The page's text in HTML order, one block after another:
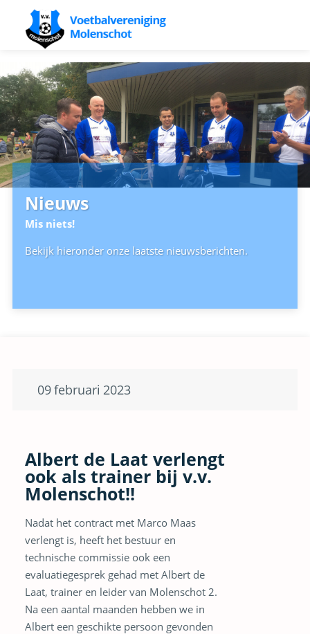
Nieuws
Mis niets!
Bekijk hieronder onze laatste nieuwsberichten.
09februari 2023
Albert de Laat verlengt
ook als trainer bij v.v.
Molenschot!!
Nadat het contract met Marco Maas
verlengt is, heeft het bestuur en
technische commissie ook een
evaluatiegesprek gehad met Albert de
Laat, trainer en leider van Molenschot 2.
Na een aantal maanden hebben we in
Albert een geschikte persoon gevonden